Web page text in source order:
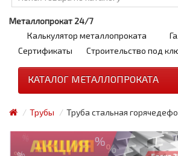
Металлопрокат 24/7
Калькулятор металлопроката
Сертификаты
Строительство под
КАТАЛОГ МЕТАЛЛОПРОКАТА
Трубы Труба стальная